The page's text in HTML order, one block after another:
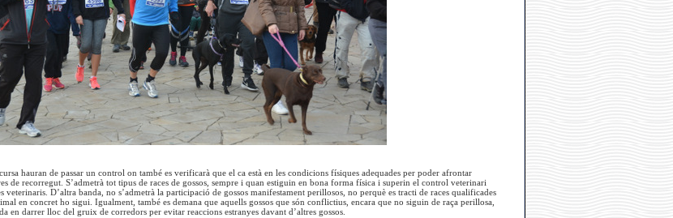
hauran de passar un control on també es verificarà que el ca està en les condicions físiques adequades per poder afrontar
de recorregut. S’admetrà tot tipus de races de gossos, sempre i quan estiguin en bona forma física i superin el control veterinari
veterinaris. D’altra banda, no s’admetrà la participació de gossos manifestament perillosos, no perquè es tracti de races qualificades
en concret ho sigui. Igualment, també es demana que aquells gossos que són conflictius, encara que no siguin de raça perillosa,
en darrer lloc del gruix de corredors per evitar reaccions estranyes davant d’altres gossos.